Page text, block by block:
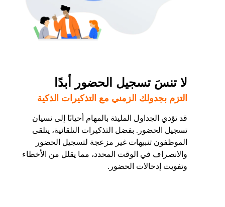
لا تنسَ تسجيل الحضور أبدًا
التزم بجدولك الزمني مع التذكيرات الذكية
قد تؤدي الجداول المليئة بالمهام أحيانًا إلى نسيان
تسجيل الحضور. بفضل التذكيرات التلقائية، يتلقى
الموظفون تنبيهات غير مزعجة لتسجيل الحضور
والانصراف في الوقت المحدد، مما يقلل من الأخطاء
وتفويت إدخالات الحضور.